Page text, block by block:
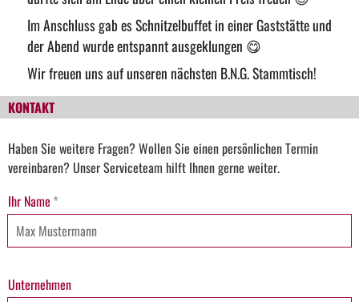
Im Anschluss gab es Schnitzelbuffet in einer Gaststätte und
der Abend wurde entspannt ausgeklungen 😋
Wir freuen uns auf unseren nächsten B.N.G. Stammtisch!
KONTAKT
Haben Sie weitere Fragen? Wollen Sie einen persönlichen Termin
vereinbaren? Unser Serviceteam hilft Ihnen gerne weiter.
Ihr Name *
Unternehmen